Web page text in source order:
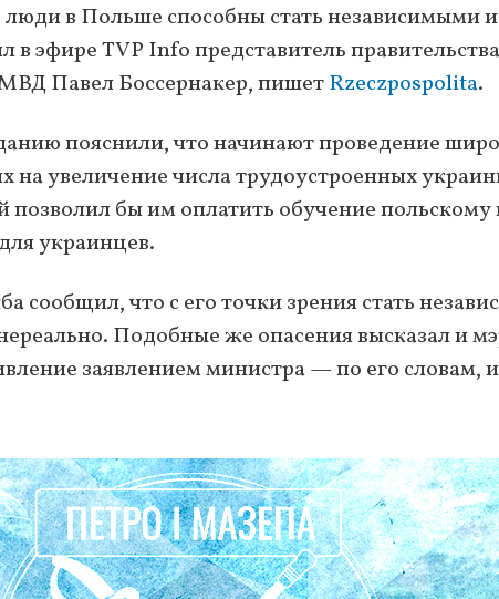
в Польше способны стать независимыми и
в эфире TVP Info представитель
Павел Боссернакер, пишетRzeczpospolita.
пояснили, что начинают проведение
на увеличение числа трудоустроенных
позволил бы им оплатить обучение польскому
украинцев.
сообщил, что с его точки зрения стать
Подобные же опасения высказал и
заявлением министра — по его словам,